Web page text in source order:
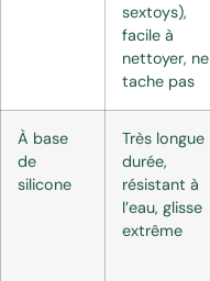
sextoys),
facile à
nettoyer, ne
tache pas
À base
de
silicone
Très longue
durée,
résistant à
l’eau, glisse
extrême